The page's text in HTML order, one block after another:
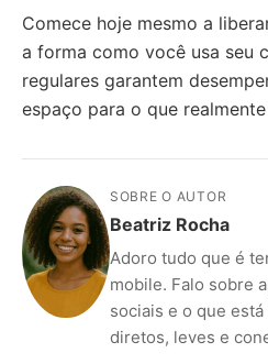
Comece hoje mesmo a
a forma como você usa seu
regulares garantem
espaço para o que
SOBRE O AUTOR
Beatriz Rocha
Adoro tudo que é
mobile. Falo sobre
sociais e o que
diretos, leves e